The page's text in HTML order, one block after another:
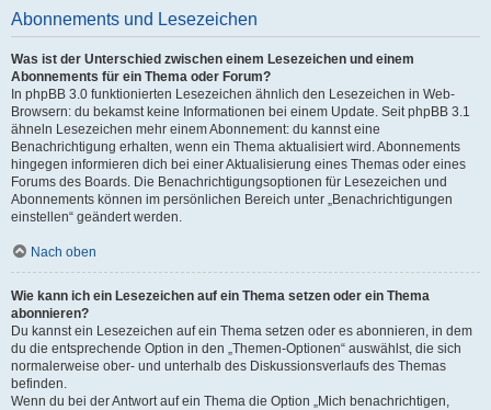
Abonnements und Lesezeichen
Was ist der Unterschied zwischen einem Lesezeichen und einem
Abonnements für ein Thema oder Forum?
In phpBB 3.0 funktionierten Lesezeichen ähnlich den Lesezeichen in Web-
Browsern: du bekamst keine Informationen bei einem Update. Seit phpBB 3.1
ähneln Lesezeichen mehr einem Abonnement: du kannst eine
Benachrichtigung erhalten, wenn ein Thema aktualisiert wird. Abonnements
hingegen informieren dich bei einer Aktualisierung eines Themas oder eines
Forums des Boards. Die Benachrichtigungsoptionen für Lesezeichen und
Abonnements können im persönlichen Bereich unter „Benachrichtigungen
einstellen“ geändert werden.
Nach oben
Wie kann ich ein Lesezeichen auf ein Thema setzen oder ein Thema
abonnieren?
Du kannst ein Lesezeichen auf ein Thema setzen oder es abonnieren, in dem
du die entsprechende Option in den „Themen-Optionen“ auswählst, die sich
normalerweise ober- und unterhalb des Diskussionsverlaufs des Themas
befinden.
Wenn du bei der Antwort auf ein Thema die Option „Mich benachrichtigen,